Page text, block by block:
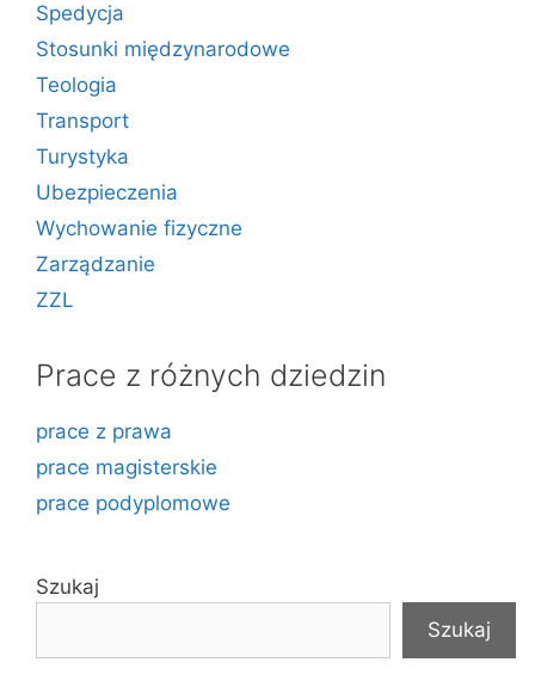
Spedycja
Stosunki międzynarodowe
Teologia
Transport
Turystyka
Ubezpieczenia
Wychowanie fizyczne
Zarządzanie
ZZL
Prace z różnych dziedzin
prace z prawa
prace magisterskie
prace podyplomowe
Szukaj
Szukaj